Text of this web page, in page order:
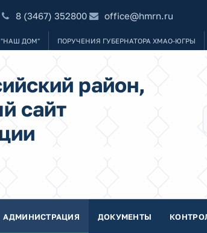
8 (3467) 352800 office@hmrn.ru
"НАШ ДОМ" ПОРУЧЕНИЯ ГУБЕРНАТОРА ХМАО-ЮГРЫ
район,
сайт
АДМИНИСТРАЦИЯ ДОКУМЕНТЫ